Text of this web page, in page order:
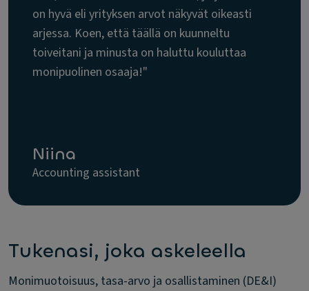
on hyvä eli yrityksen arvot näkyvät oikeasti
arjessa. Koen, että täällä on kuunneltu
toiveitani ja minusta on haluttu kouluttaa
monipuolinen osaaja!"
Niina
Accounting assistant
Tukenasi, joka askeleella
Monimuotoisuus, tasa-arvo ja osallistaminen (DE&I)